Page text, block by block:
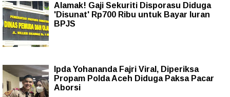
Alamak! Gaji Sekuriti Disporasu Diduga
'Disunat' Rp700 Ribu untuk Bayar Iuran
BPJS
Ipda Yohananda Fajri Viral, Diperiksa
Propam Polda Aceh Diduga Paksa Pacar
Aborsi